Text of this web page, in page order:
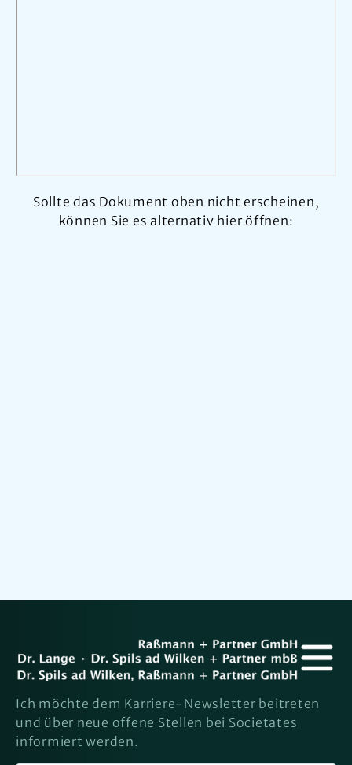
Sollte das Dokument oben nicht erscheinen,
können Sie es alternativ hier öffnen:
Ich möchte dem Karriere-Newsletter beitreten
und über neue offene Stellen bei Societates
informiert werden.